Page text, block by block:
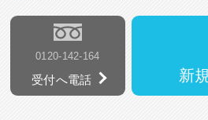
0120-142-164
受付へ電話 新